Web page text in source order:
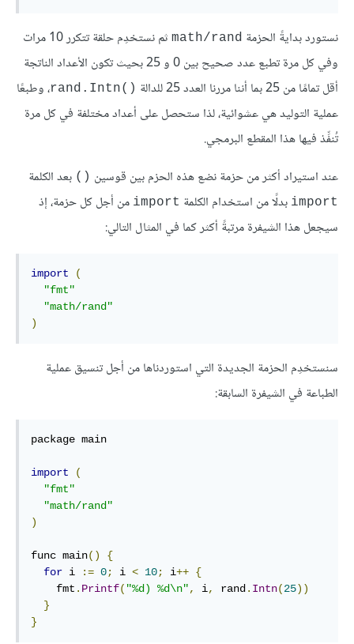
نستورد بدايةً الحزمة math/rand
ثم نستخدِم حلقة تتكرر 10 مرات
وفي كل مرة تطبع عدد صحيح بين 0 و 25 بحيث تكون الأعداد الناتجة
أقل تمامًا من 25 بما أننا مررنا العدد 25 للدالة
()rand.Intn
، وطبعًا
عملية التوليد هي عشوائية، لذا ستحصل على أعداد مختلفة في كل مرة
تُنفِّذ فيها هذا المقطع البرمجي.
عند استيراد أكثر من حزمة نضع هذه الحزم بين قوسين () بعد الكلمة
import بدلًا من استخدام الكلمة import من أجل كل حزمة، إذ
سيجعل هذا الشيفرة مرتبةً أكثر كما في المثال التالي:
import
(
"fmt"
"math/rand"
)
سنستخدِم الحزمة الجديدة التي استوردناها من أجل تنسيق عملية
الطباعة في الشيفرة السابقة:
package main
import
(
"fmt"
"math/rand"
)
func main()
{
for i := 0; i < 10; i++ {
    fmt
. Printf( "%d) %d\n", i, rand . Intn(25))
}
}